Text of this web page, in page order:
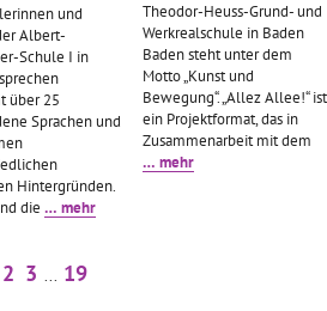
und
Albert-
Schule I in
über 25
Sprachen und
Hintergründen.
die … mehr
Theodor-Heuss-Grund- und
Werkrealschule in Baden
Baden steht unter dem
Motto „Kunst und
Bewegung“. „Allez Allee!“ ist
ein Projektformat, das in
Zusammenarbeit mit dem
… mehr
2 3 19